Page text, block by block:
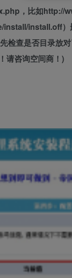
，比如
install/install.off
检查是否目录放
请咨询空间商！)